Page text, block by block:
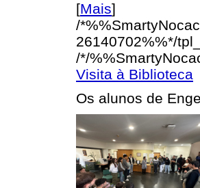
[Mais]
/
26140702%%*/
/*/
Visita à Biblioteca
Os alunos de